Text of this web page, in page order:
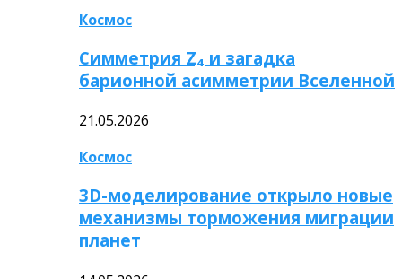
Космос
Симметрия Z₄ и загадка
барионной асимметрии Вселенной
21.05.2026
Космос
3D-моделирование открыло новые
механизмы торможения миграции
планет